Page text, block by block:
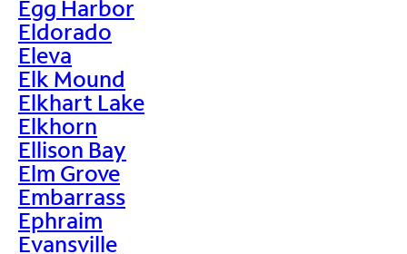
Egg Harbor
Eldorado
Eleva
Elk Mound
Elkhart Lake
Elkhorn
Ellison Bay
Elm Grove
Embarrass
Ephraim
Evansville